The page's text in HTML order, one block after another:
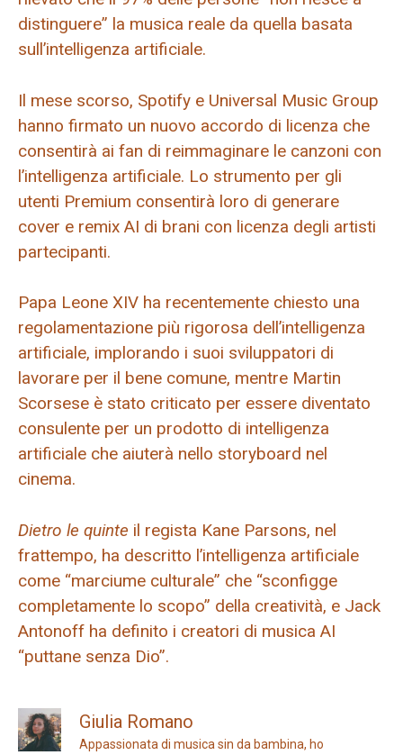
distinguere” la musica reale da quella basata
sull’intelligenza artificiale.
Il mese scorso, Spotify e Universal Music Group
hanno firmato un nuovo accordo di licenza che
consentirà ai fan di reimmaginare le canzoni con
l’intelligenza artificiale. Lo strumento per gli
utenti Premium consentirà loro di generare
cover e remix AI di brani con licenza degli artisti
partecipanti.
Papa Leone XIV ha recentemente chiesto una
regolamentazione più rigorosa dell’intelligenza
artificiale, implorando i suoi sviluppatori di
lavorare per il bene comune, mentre Martin
Scorsese è stato criticato per essere diventato
consulente per un prodotto di intelligenza
artificiale che aiuterà nello storyboard nel
cinema.
Dietro le quinte il regista Kane Parsons, nel
frattempo, ha descritto l’intelligenza artificiale
come “marciume culturale” che “sconfigge
completamente lo scopo” della creatività, e Jack
Antonoff ha definito i creatori di musica AI
“puttane senza Dio”.
Giulia Romano
Appassionata di musica sin da bambina, ho